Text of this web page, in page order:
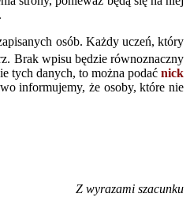
.
osób. Każdy uczeń, który
Brak wpisu będzie równoznaczny
tych danych, to można podaćnick
informujemy, że osoby, które nie
Z wyrazami szacunku